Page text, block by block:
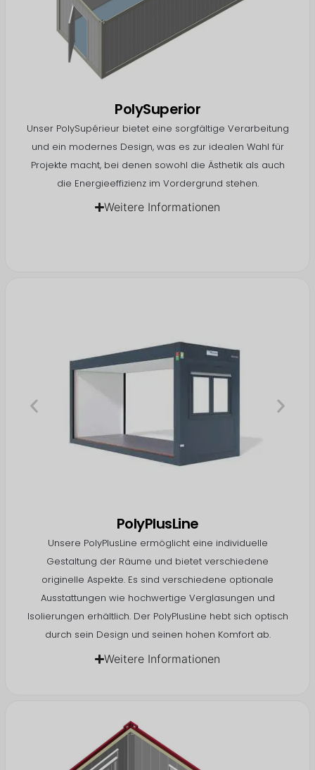
PolySuperior
Unser PolySupérieur bietet eine sorgfältige Verarbeitung
und ein modernes Design, was es zur idealen Wahl für
Projekte macht, bei denen sowohl die Ästhetik als auch
die Energieeffizienzim Vordergrund stehen.
Weitere Informationen
PolyPlusLine
Unsere PolyPlusLine ermöglicht eine individuelle
Gestaltung der Räume und bietet verschiedene
originelle Aspekte. Es sind verschiedene optionale
Ausstattungen wie hochwertige Verglasungen und
Isolierungen erhältlich. Der PolyPlusLine hebt sich optisch
durch sein Design und seinen hohen Komfort ab.
Weitere Informationen